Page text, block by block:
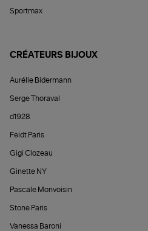
Sportmax
CRÉATEURS BIJOUX
Aurélie Bidermann
Serge Thoraval
d1928
Feidt Paris
Gigi Clozeau
Ginette NY
Pascale Monvoisin
Stone Paris
Vanessa Baroni